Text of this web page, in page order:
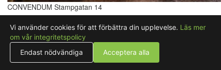
CONVENDUM Stampgatan 14
Göteborgs centralstation ligger Stampen — ett naturskönt område
med flera parker och med närhet till såväl Ullevi-arenorna som
Trädgårdsföreningen. CONVENDUM Stampgatan 14 erbjuder
finns tre välplanerade våningsplan med mötesrum, alla med
Vi använder cookies för att förbättra din upplevelse. Läs mer
om vår integritetspolicy
Endast nödvändiga
Acceptera alla